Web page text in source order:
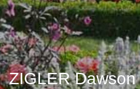
ZIGLER